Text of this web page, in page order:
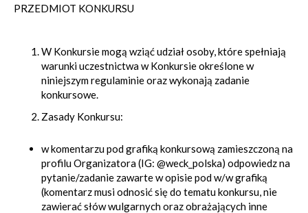
PRZEDMIOT KONKURSU
W Konkursie mogą wziąć udział osoby, które spełniają
warunki uczestnictwa w Konkursie określone w
niniejszym regulaminie oraz wykonają zadanie
konkursowe.
Zasady Konkursu:
w komentarzu pod grafiką konkursową zamieszczoną na
profilu Organizatora (IG: @weck_polska) odpowiedz na
pytanie/zadanie zawarte w opisie pod w/w grafiką
(komentarz musi odnosić się do tematu konkursu, nie
zawierać słów wulgarnych oraz obrażających inne